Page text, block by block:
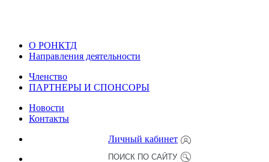
О РОНКТД
Направления деятельности
Членство
ПАРТНЕРЫ И СПОНСОРЫ
Новости
Контакты
Личный кабинет